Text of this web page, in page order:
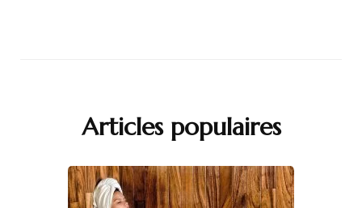
Articles populaires